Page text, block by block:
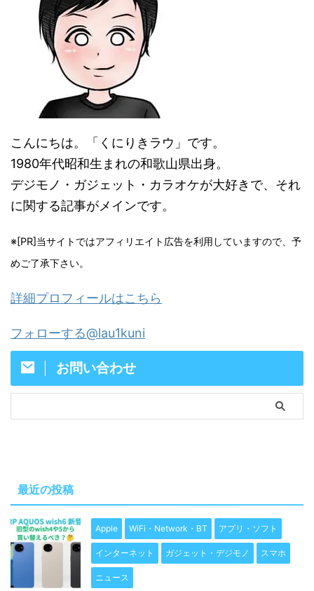
こんにちは。「くにりきラウ」です。
1980年代昭和生まれの和歌山県出身。
デジモノ・ガジェット・カラオケが大好きで、それ
に関する記事がメインです。
※[PR]当サイトではアフィリエイト広告を利用していますので、予
めご了承下さい。
詳細プロフィールはこちら
フォローする@lau1kuni
お問い合わせ
最近の投稿
Apple WiFi・Network・BT アプリ・ソフト
インターネット ガジェット・デジモノ スマホ
ニュース